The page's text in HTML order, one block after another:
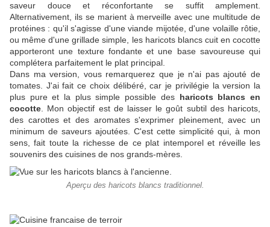
saveur douce et réconfortante se suffit amplement.
Alternativement, ils se marient à merveille avec une multitude de
protéines : qu'il s'agisse d'une viande mijotée, d'une volaille rôtie,
ou même d'une grillade simple, les haricots blancs cuit en cocotte
apporteront une texture fondante et une base savoureuse qui
complétera parfaitement le plat principal.
Dans ma version, vous remarquerez que je n'ai pas ajouté de
tomates. J'ai fait ce choix délibéré, car je privilégie la version la
plus pure et la plus simple possible desharicots blancs en
cocotte . Mon objectif est de laisser le goût subtil des haricots,
des carottes et des aromates s'exprimer pleinement, avec un
minimum de saveurs ajoutées. C'est cette simplicité qui, à mon
sens, fait toute la richesse de ce plat intemporel et réveille les
souvenirs des cuisines de nos grands-mères.
Aperçu des haricots blancs traditionnel.